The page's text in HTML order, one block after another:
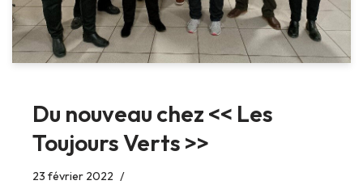
Du nouveau chez << Les
Toujours Verts >>
23 février 2022